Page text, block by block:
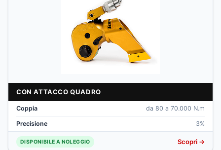
CON ATTACCO QUADRO
Coppia da 80 a 70.000 N.m
Precisione 3%
DISPONIBILE A NOLEGGIO Scopri →